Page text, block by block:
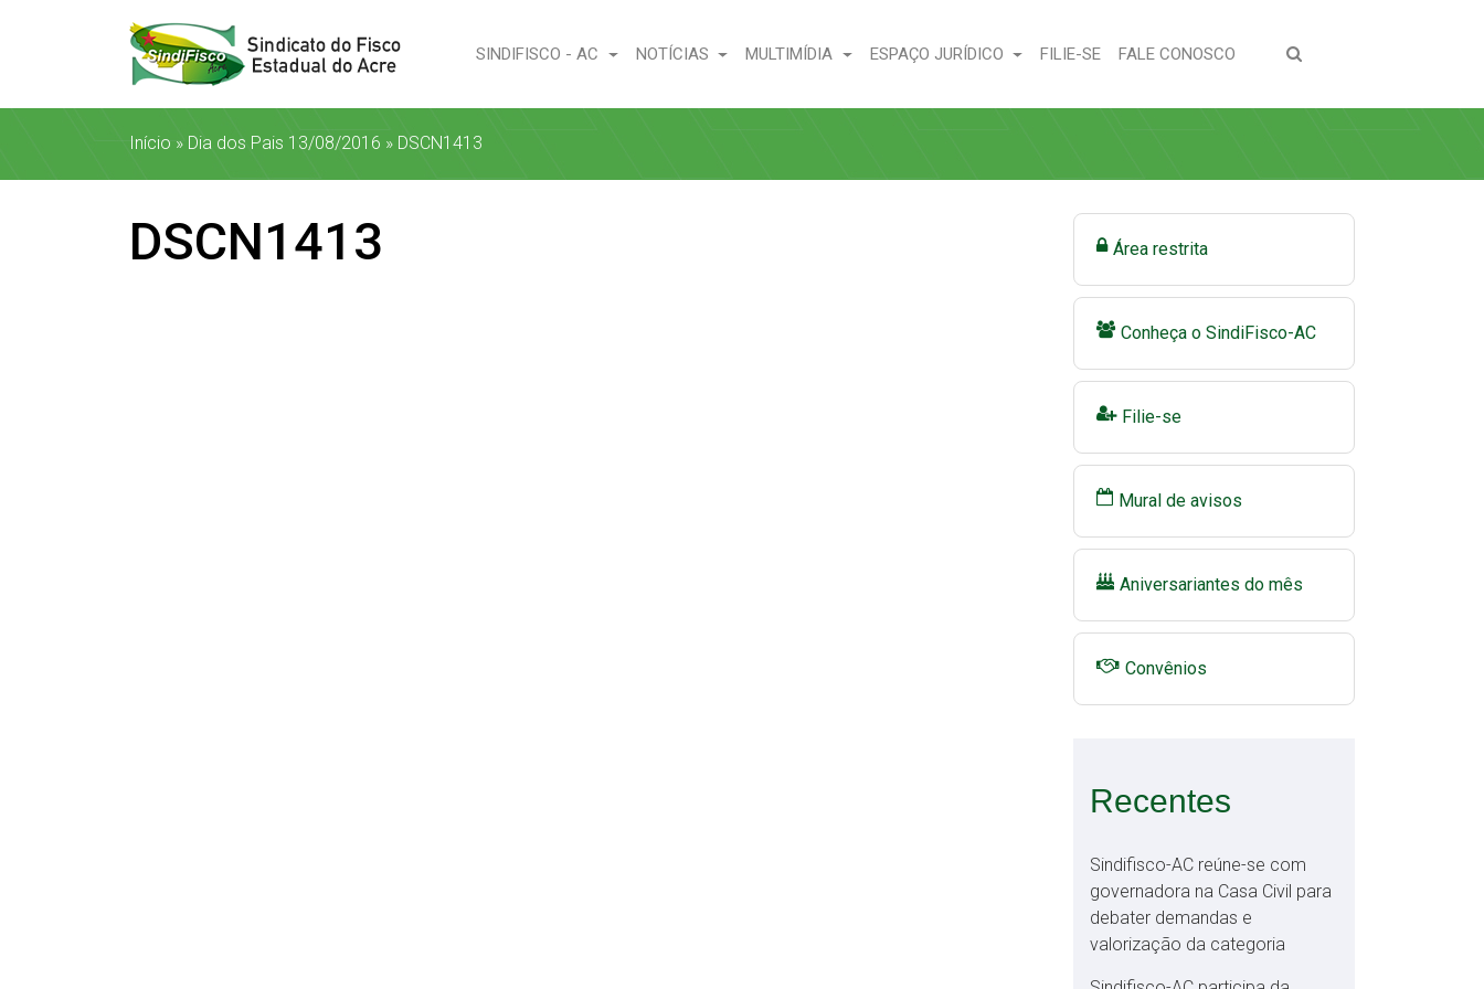
SINDIFISCO - AC NOTÍCIAS MULTIMÍDIA ESPAÇO JURÍDICO FILIE-SE(CURRENT)
FALE CONOSCO (CURRENT)
Início » Dia dos Pais 13/08/2016 » DSCN1413
DSCN1413 Área restrita
Conheça o SindiFisco-AC
Filie-se
Mural de avisos
Aniversariantes do mês
Convênios
Recentes
Sindifisco-AC reúne-se com
governadora na Casa Civil para
debater demandas e
valorização da categoria